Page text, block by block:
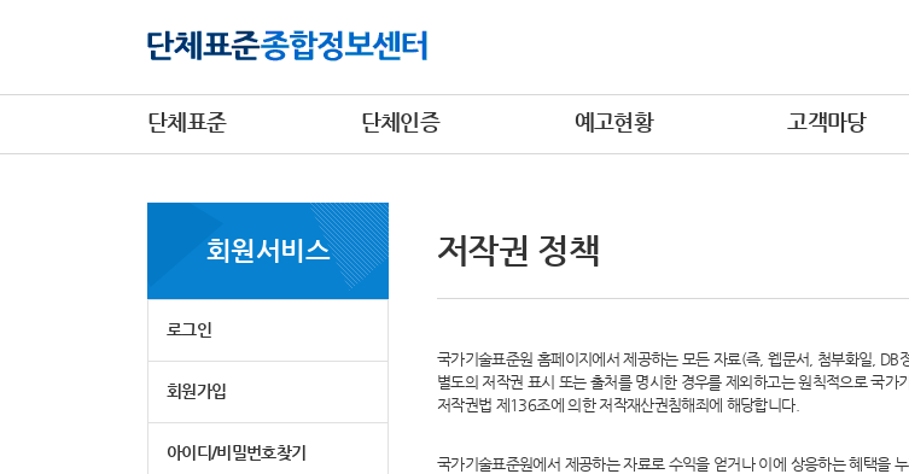
단체표준 단체인증 예고현황 고객마당
회원서비스
로그인
회원가입
아이디/비밀번호찾기
저작권 정책
국가기술표준원 홈페이지에서 제공하는 모든 자료(즉, 웹문서, 첨부화일, DB
별도의 저작권 표시 또는 출처를 명시한 경우를 제외하고는 원칙적으로 국
저작권법 제136조에 의한 저작재산권침해죄에 해당합니다.
국가기술표준원에서 제공하는 자료로 수익을 얻거나 이에 상응하는 혜택을